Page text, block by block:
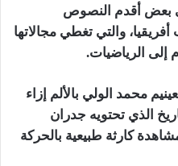
بعض أقدم النصوص
والتي تغطي مجالاتها
إلى الرياضيات.
محمد الولي بالألم إزاء
الذي تحتويه جدران
كارثة طبيعية بالحركة